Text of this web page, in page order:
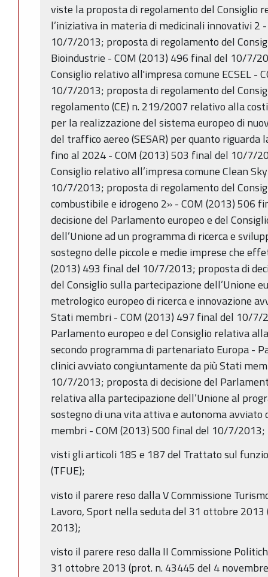
viste la proposta di regolamento del Consiglio
l’iniziativa in materia di medicinali innovativi 2
10/7/2013; proposta di regolamento del
Bioindustrie - COM (2013) 496 final del 10/7/
Consiglio relativo all'impresa comune ECSEL -
10/7/2013; proposta di regolamento del
regolamento (CE) n. 219/2007 relativo alla
per la realizzazione del sistema europeo di
del traffico aereo (SESAR) per quanto riguarda
fino al 2024 - COM (2013) 503 final del 10/7/
Consiglio relativo all’impresa comune Clean
10/7/2013; proposta di regolamento del
combustibile e idrogeno 2» - COM (2013) 506
decisione del Parlamento europeo e del
dell’Unione ad un programma di ricerca e
sostegno delle piccole e medie imprese che
(2013) 493 final del 10/7/2013; proposta di
del Consiglio sulla partecipazione dell’Unione
metrologico europeo di ricerca e innovazione
Stati membri - COM (2013) 497 final del 10/7/
Parlamento europeo e del Consiglio relativa
secondo programma di partenariato Europa -
clinici avviato congiuntamente da più Stati
10/7/2013; proposta di decisione del
relativa alla partecipazione dell’Unione al
sostegno di una vita attiva e autonoma
membri - COM (2013) 500 final del 10/7/2013;
visti gli articoli 185 e 187 del Trattato sul
(TFUE);
visto il parere reso dalla V Commissione
Lavoro, Sport nella seduta del 31 ottobre
2013);
visto il parere reso dalla II Commissione
31 ottobre 2013 (prot. n. 43445 del 4